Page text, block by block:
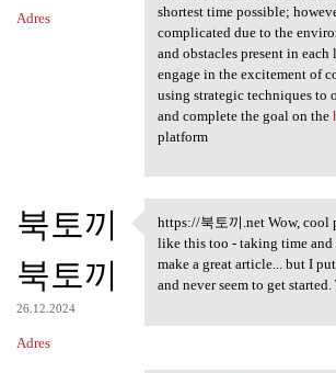
Adres
shortest time possible;
complicated due to the
and obstacles present in
engage in the excitement of
using strategic techniques to
and complete the goal on the
platform
북토끼
북토끼
26.12.2024
Adres
https://북토끼.net
https://북토끼.net Wow, cool
like this too - taking time and
make a great article... but I
and never seem to get